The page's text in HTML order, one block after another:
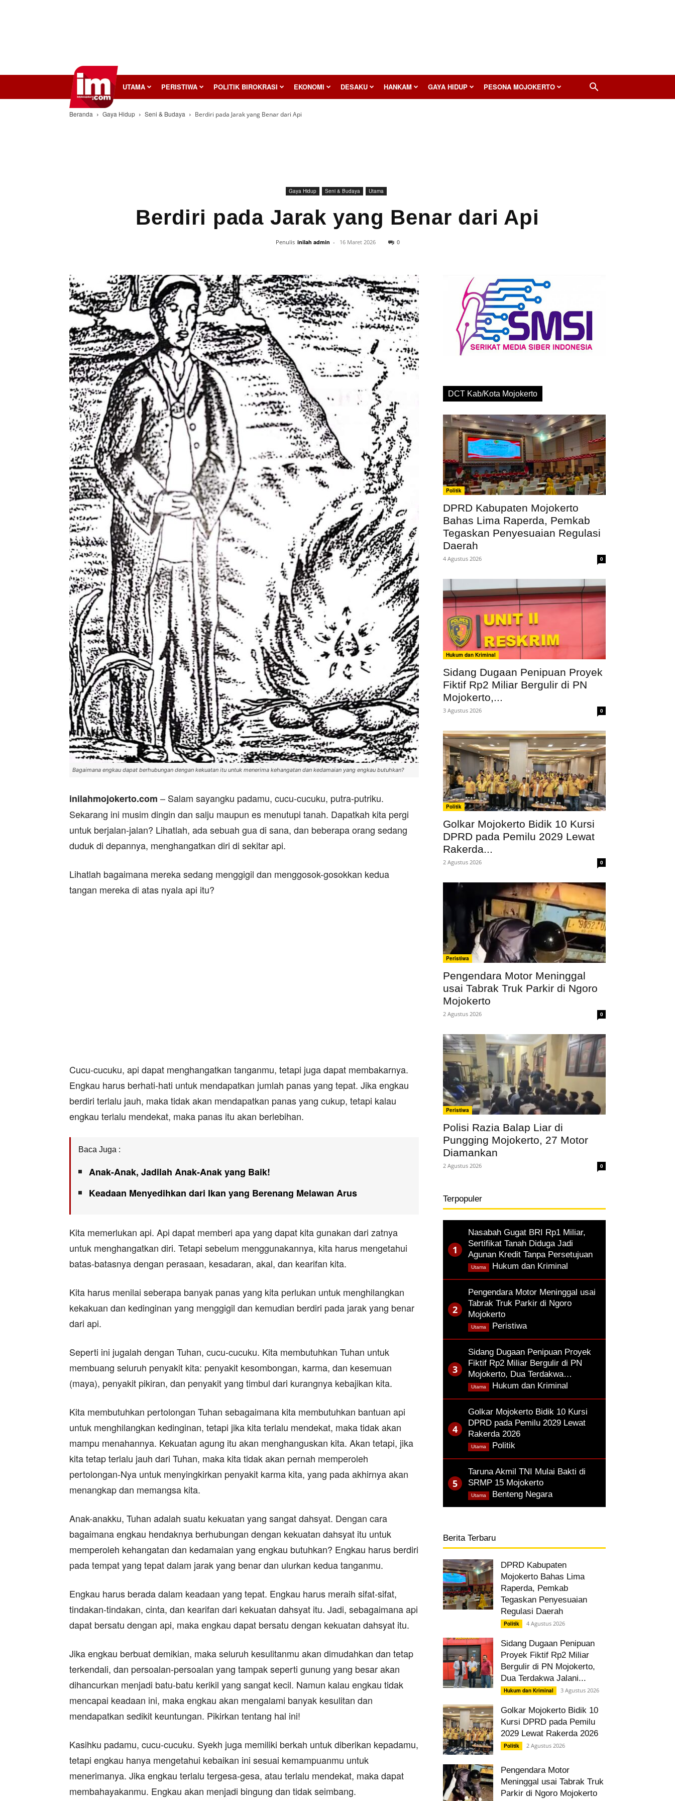
InilahMojokerto UTAMA PERISTIWA POLITIK BIROKRASI EKONOMI DESAKU HANKAM GAYA HIDUP PESONA MOJOKERTO
Beranda Gaya Hidup Seni & Budaya Berdiri pada Jarak yang Benar dari Api
Gaya Hidup Seni & Budaya Utama
Berdiri pada Jarak yang Benar dari Api
Penulis inilah admin - 16 Maret 2026 0
Bagaimana engkau dapat berhubungan dengan kekuatan itu untuk menerima kehangatan dan kedamaian yang engkau butuhkan?
inilahmojokerto.com – Salam sayangku padamu, cucu-cucuku, putra-putriku.
Sekarang ini musim dingin dan salju maupun es menutupi tanah. Dapatkah kita pergi
untuk berjalan-jalan? Lihatlah, ada sebuah gua di sana, dan beberapa orang sedang
duduk di depannya, menghangatkan diri di sekitar api.
Lihatlah bagaimana mereka sedang menggigil dan menggosok-gosokkan kedua
tangan mereka di atas nyala api itu?
Cucu-cucuku, api dapat menghangatkan tanganmu, tetapi juga dapat membakarnya.
Engkau harus berhati-hati untuk mendapatkan jumlah panas yang tepat. Jika engkau
berdiri terlalu jauh, maka tidak akan mendapatkan panas yang cukup, tetapi kalau
engkau terlalu mendekat, maka panas itu akan berlebihan.
Baca Juga :
Anak-Anak, Jadilah Anak-Anak yang Baik!
Keadaan Menyedihkan dari Ikan yang Berenang Melawan Arus
Kita memerlukan api. Api dapat memberi apa yang dapat kita gunakan dari zatnya
untuk menghangatkan diri. Tetapi sebelum menggunakannya, kita harus mengetahui
batas-batasnya dengan perasaan, kesadaran, akal, dan kearifan kita.
Kita harus menilai seberapa banyak panas yang kita perlukan untuk menghilangkan
kekakuan dan kedinginan yang menggigil dan kemudian berdiri pada jarak yang benar
dari api.
Seperti ini jugalah dengan Tuhan, cucu-cucuku. Kita membutuhkan Tuhan untuk
membuang seluruh penyakit kita: penyakit kesombongan, karma, dan kesemuan
(maya), penyakit pikiran, dan penyakit yang timbul dari kurangnya kebajikan kita.
Kita membutuhkan pertolongan Tuhan sebagaimana kita membutuhkan bantuan api
untuk menghilangkan kedinginan, tetapi jika kita terlalu mendekat, maka tidak akan
mampu menahannya. Kekuatan agung itu akan menghanguskan kita. Akan tetapi, jika
kita tetap terlalu jauh dari Tuhan, maka kita tidak akan pernah memperoleh
pertolongan-Nya untuk menyingkirkan penyakit karma kita, yang pada akhirnya akan
menangkap dan memangsa kita.
Anak-anakku, Tuhan adalah suatu kekuatan yang sangat dahsyat. Dengan cara
bagaimana engkau hendaknya berhubungan dengan kekuatan dahsyat itu untuk
memperoleh kehangatan dan kedamaian yang engkau butuhkan? Engkau harus berdiri
pada tempat yang tepat dalam jarak yang benar dan ulurkan kedua tanganmu.
Engkau harus berada dalam keadaan yang tepat. Engkau harus meraih sifat-sifat,
tindakan-tindakan, cinta, dan kearifan dari kekuatan dahsyat itu. Jadi, sebagaimana api
dapat bersatu dengan api, maka engkau dapat bersatu dengan kekuatan dahsyat itu.
Jika engkau berbuat demikian, maka seluruh kesulitanmu akan dimudahkan dan tetap
terkendali, dan persoalan-persoalan yang tampak seperti gunung yang besar akan
dihancurkan menjadi batu-batu kerikil yang sangat kecil. Namun kalau engkau tidak
mencapai keadaan ini, maka engkau akan mengalami banyak kesulitan dan
mendapatkan sedikit keuntungan. Pikirkan tentang hal ini!
Kasihku padamu, cucu-cucuku. Syekh juga memiliki berkah untuk diberikan kepadamu,
tetapi engkau hanya mengetahui kebaikan ini sesuai kemampuanmu untuk
menerimanya. Jika engkau terlalu tergesa-gesa, atau terlalu mendekat, maka dapat
membahayakanmu. Engkau akan menjadi bingung dan tidak seimbang.
DCT Kab/Kota Mojokerto
Politik
DPRD Kabupaten Mojokerto
Bahas Lima Raperda, Pemkab
Tegaskan Penyesuaian Regulasi
Daerah
4 Agustus 2026 0
Hukum dan Kriminal
Sidang Dugaan Penipuan Proyek
Fiktif Rp2 Miliar Bergulir di PN
Mojokerto,...
3 Agustus 2026 0
Politik
Golkar Mojokerto Bidik 10 Kursi
DPRD pada Pemilu 2029 Lewat
Rakerda...
2 Agustus 2026 0
Peristiwa
Pengendara Motor Meninggal
usai Tabrak Truk Parkir di Ngoro
Mojokerto
2 Agustus 2026 0
Peristiwa
Polisi Razia Balap Liar di
Pungging Mojokerto, 27 Motor
Diamankan
2 Agustus 2026 0
Terpopuler
Nasabah Gugat BRI Rp1 Miliar,
Sertifikat Tanah Diduga Jadi
Agunan Kredit Tanpa Persetujuan
Hukum dan Kriminal
Utama
Pengendara Motor Meninggal usai
Tabrak Truk Parkir di Ngoro
Mojokerto
Peristiwa,
Utama
Sidang Dugaan Penipuan Proyek
Fiktif Rp2 Miliar Bergulir di PN
Mojokerto, Dua Terdakwa…
Hukum dan Kriminal
Utama
Golkar Mojokerto Bidik 10 Kursi
DPRD pada Pemilu 2029 Lewat
Rakerda 2026
Politik
Utama
Taruna Akmil TNI Mulai Bakti di
SRMP 15 Mojokerto
Benteng Negara,
Utama
Berita Terbaru
DPRD Kabupaten
Mojokerto Bahas Lima
Raperda, Pemkab
Tegaskan Penyesuaian
Regulasi Daerah
Politik 4 Agustus 2026
Sidang Dugaan Penipuan
Proyek Fiktif Rp2 Miliar
Bergulir di PN Mojokerto,
Dua Terdakwa Jalani...
Hukum dan Kriminal 3 Agustus 2026
Golkar Mojokerto Bidik 10
Kursi DPRD pada Pemilu
2029 Lewat Rakerda 2026
Politik 2 Agustus 2026
Pengendara Motor
Meninggal usai Tabrak Truk
Parkir di Ngoro Mojokerto